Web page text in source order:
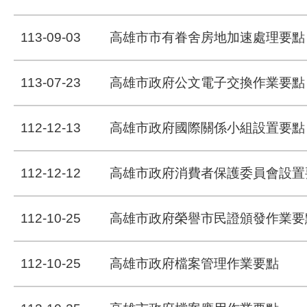
113-09-03 高雄市市有眷舍房地加速處理要點
113-07-23 高雄市政府公文電子交換作業要點
112-12-13 高雄市政府國際關係小組設置要點
112-12-12 高雄市政府消費者保護委員會設
112-10-25 高雄市政府榮譽市民證頒發作業
112-10-25 高雄市政府檔案管理作業要點